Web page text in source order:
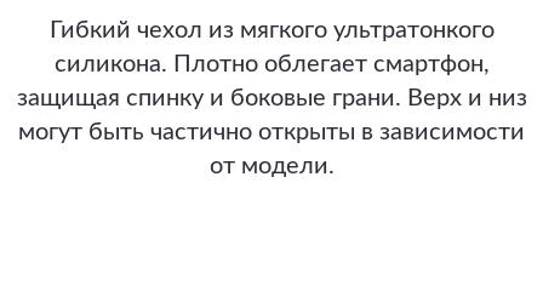
Гибкий чехол из мягкого ультратонкого
силикона. Плотно облегает смартфон,
защищая спинку и боковые грани. Верх и низ
могут быть частично открыты в зависимости
от модели.